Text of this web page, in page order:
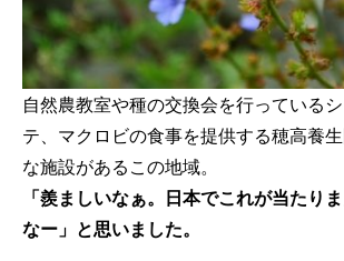
自然農教室や種の交換会を行っている
テ、マクロビの食事を提供する穂高養
な施設があるこの地域。
「羨ましいなぁ。日本でこれが当たり
なー」と思いました。